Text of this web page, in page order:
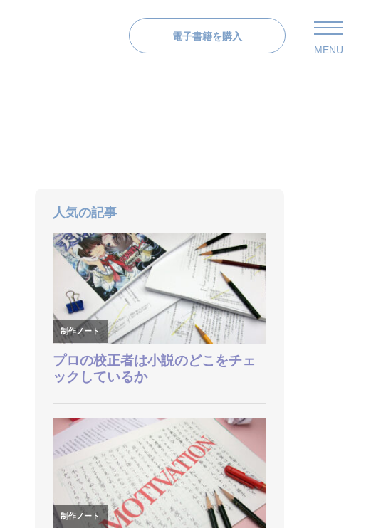
電子書籍を購入
MENU
人気の記事